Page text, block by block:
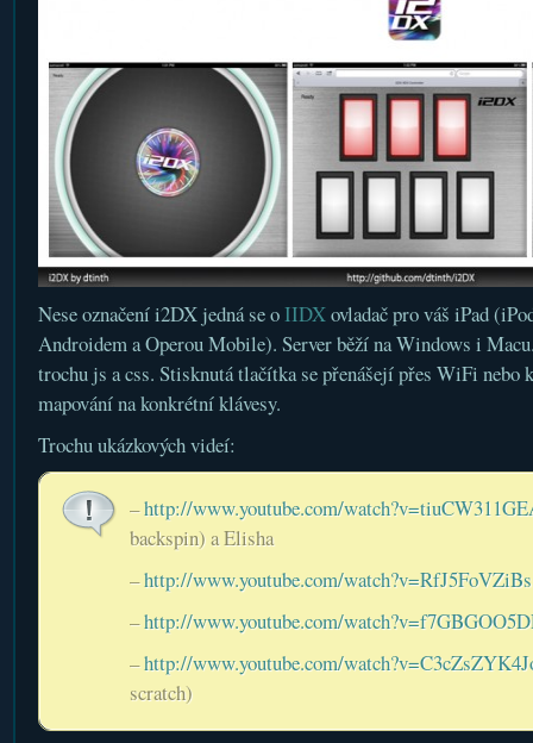
Nese označení i2DX jedná se oIIDXovladač pro váš iPad
Androidem a Operou Mobile). Server běží na Windows i
trochu js a css. Stisknutá tlačítka se přenášejí přes WiFi nebo
mapování na konkrétní klávesy.
Trochu ukázkových videí:
–http://www.youtube.com/
backspin) a Elisha
–http://www.youtube.com/watch?v=RfJ5FoVZiBs
–http://www.youtube.com/
–http://www.youtube.com/
scratch)